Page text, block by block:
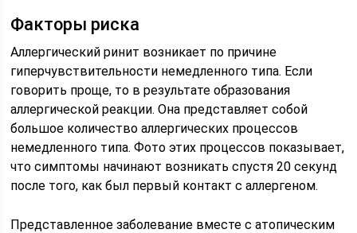
Факторы риска
Аллергический ринит возникает по причине
гиперчувствительности немедленного типа. Если
говорить проще, то в результате образования
аллергической реакции. Она представляет собой
большое количество аллергических процессов
немедленного типа. Фото этих процессов показывает,
что симптомы начинают возникать спустя 20 секунд
после того, как был первый контакт с аллергеном.
Представленное заболевание вместе с атопическим